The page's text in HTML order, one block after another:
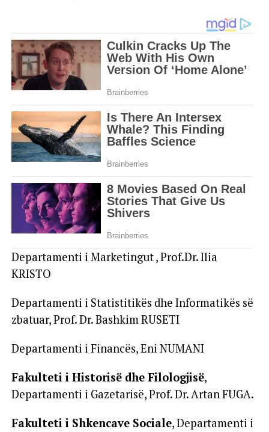
Departamenti i Marketingut , Prof.Dr. Ilia
KRISTO
Departamenti i Statistitikës dhe Informatikës së
zbatuar, Prof. Dr. Bashkim RUSETI
Departamenti i Financës, Eni NUMANI
Fakulteti i Historisë dhe Filologjisë,
Departamenti i Gazetarisë, Prof. Dr. Artan FUGA.
Fakulteti i Shkencave Sociale, Departamenti i